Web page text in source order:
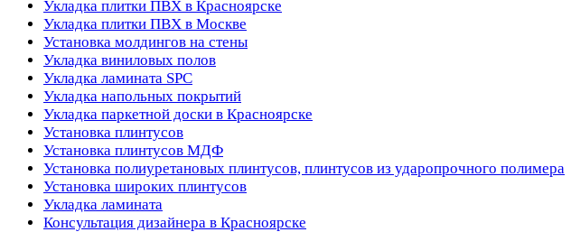
Укладка плитки ПВХ в Красноярске
Укладка плитки ПВХ в Москве
Установка молдингов на стены
Укладка виниловых полов
Укладка ламината SPC
Укладка напольных покрытий
Укладка паркетной доски в Красноярске
Установка плинтусов
Установка плинтусов МДФ
Установка полиуретановых плинтусов, плинтусов из ударопрочного полимера
Установка широких плинтусов
Укладка ламината
Консультация дизайнера в Красноярске